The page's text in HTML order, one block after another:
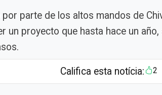
parte de los altos mandos de
un proyecto que hasta hace un
Califica esta notícia: 2